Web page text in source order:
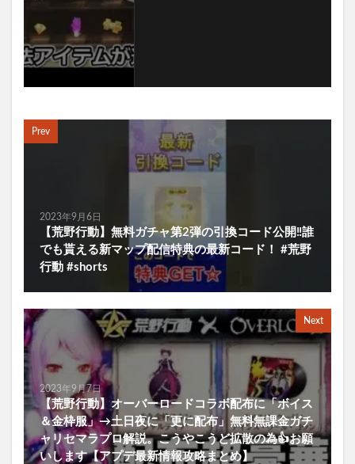
Prev
2023年9月6日
【荒野行動】無料ガチャ第2弾の引換コード公開‼️誰
でも貰える新マップ配信特典の最新コード！ #荒野
行動 #shorts
Next
2023年9月7日
【荒野行動】オーバーロードコラボ配布に「ボイス
＆金枠服」→土日夜に「更に配布」無料無課金ガチ
ャリセマラプロ解説。こうやこうど拡散の為👍お願
いします【アプデ最新情報攻略まとめ】